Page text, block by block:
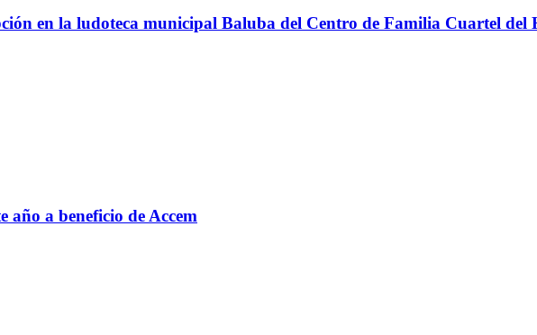
en la ludoteca municipal Baluba del Centro de Familia Cuartel del
año a beneficio de Accem